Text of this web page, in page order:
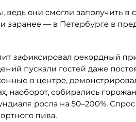
ведь они смогли заполучить в
заранее — в Петербурге в
зафиксировал рекордный
пускали гостей даже
в центре,
наоборот, собирались
росла на 50–200%.
пива.